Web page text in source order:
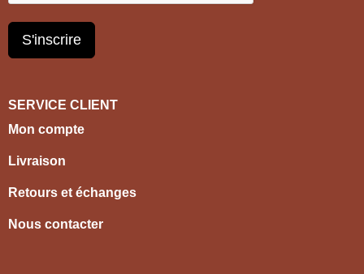
S'inscrire
SERVICE CLIENT
Mon compte
Livraison
Retours et échanges
Nous contacter